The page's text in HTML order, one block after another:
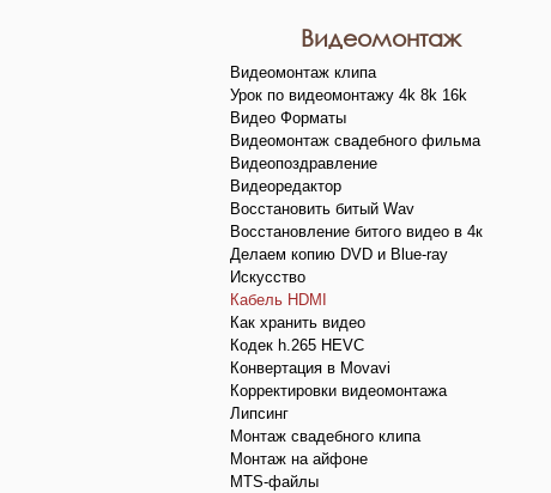
Видеомонтаж
Видеомонтаж клипа
Урок по видеомонтажу 4k 8k 16k
Видео Форматы
Видеомонтаж свадебного фильма
Видеопоздравление
Видеоредактор
Восстановить битый Wav
Восстановление битого видео в 4к
Делаем копию DVD и Blue-ray
Искусство
Кабель HDMI
Как хранить видео
Кодек h.265 HEVC
Конвертация в Movavi
Корректировки видеомонтажа
Липсинг
Монтаж свадебного клипа
Монтаж на айфоне
MTS-файлы